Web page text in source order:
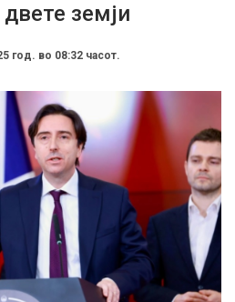
земји
год. во 08:32 часот.